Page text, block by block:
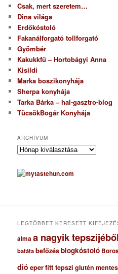
Csak, mert szeretem…
Dina világa
Erdőkóstoló
Fakanálforgató tollforgató
Gyömbér
Kakukkfű – Hortobágyi Anna
Kisildi
Marka boszikonyhája
Sherpa konyhája
Tarka Bárka – hal-gasztro-blog
TücsökBogár Konyhája
ARCHÍVUM
A
c
h
u
LEGTÖBBET KERESETT
almaa nagyik
batáta befőzésblogkóstoló
dió eperfitt tepszi glutén mentes